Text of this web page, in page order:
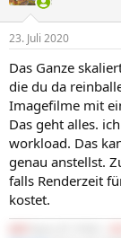
23. Juli 2020
Das Ganze
die du da
Imagefilme mit
Das geht alles.
workload. Das
genau anstellst.
falls Renderzeit
kostet.